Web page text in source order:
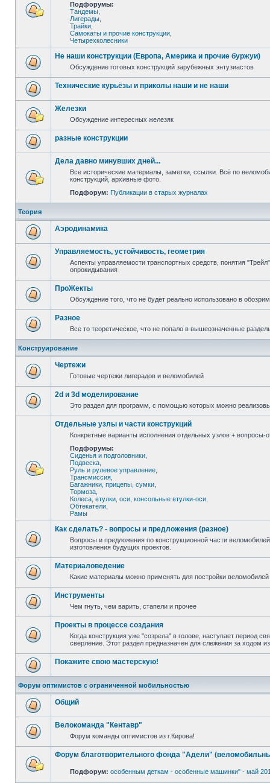
Подфорумы:
Тандемы
Лигерады
Трайки
Самокаты и прочие конструкции
Четырехколесники
Не наши конструкции (Европа, Америка и прочие буржуи)
Обсуждение готовых конструкций зарубежных энтузиастов
Технические курьёзы и приколы наши и не наши
Железки
Обсуждение интересных железяк
разные конструкции
Дела давно минувших дней...
Все исторические материалы, заметки, ссылки. Всё по
конструкций, архивные фото.
Подфорум: Публикации в старых журналах
Теория
Аэродинамика
Управляемость, устойчивость, геометрия
Аспекты управляемости транспортных средств, понятия
опрокидывания
ПроЖекты
Обсуждение того, что не будет реально использовано в
Разное
Все то теоретическое, что не попало в вышеозначенные
Конструирование
Чертежи
Готовые чертежи лигерадов и веломобилей
2d и 3d моделирование
Это раздел для программ, с помощью которых можно
Отдельные узлы и части конструкций
Конкретные варианты исполнения отдельных узлов + вопросы-
Подфорумы:
Сиденья и подголовники
Подвеска
Руль и рулевое управление
Трансмиссия
Багажники, прицепы, сумки
Тормоза
Колеса, втулки, оси, консольные втулки-оси
Обтекатели
Рамы
Как сделать? - вопросы и предложения (разное)
Вопросы и предложения по конструкционной части
изготовления будущих проектов.
Материаловедение
Какие материалы можно применять для постройки
Инструменты
Чем гнуть, чем варить, стапели и прочее
Проекты в процессе создания
Когда конструкция уже "созрела" в голове, наступает период
сверление. Этот раздел предназначен для слежения за ходом
Покажите свою мастерскую!
Форум оптимистов с ограниченной мобильностью
Общий
Велокоманда "Кентавр"
Форум команды оптимистов из г.Кирова!
Форум благотворительного фонда "Адели"
Подфорум: особенным деткам - особенные машинки" - май